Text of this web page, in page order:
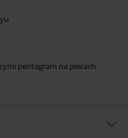
pentagram na plecach